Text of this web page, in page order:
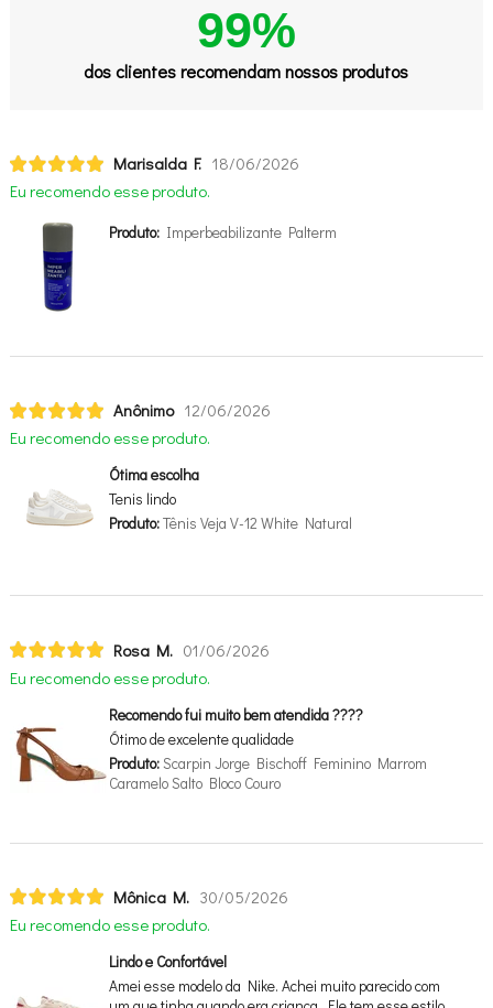
99%
dos clientes recomendam nossos produtos
Marisalda F. 18/06/2026
Eu recomendo esse produto.
Produto:Imperbeabilizante Palterm
Anônimo 12/06/2026
Eu recomendo esse produto.
Ótima escolha
Tenis lindo
Produto:Tênis Veja V-12 White Natural
Rosa M. 01/06/2026
Eu recomendo esse produto.
Recomendo fui muito bem atendida ????
Ótimo de excelente qualidade
Produto:Scarpin Jorge Bischoff Feminino Marrom
Caramelo Salto Bloco Couro
Mônica M. 30/05/2026
Eu recomendo esse produto.
Lindo e Confortável
Amei esse modelo da Nike. Achei muito parecido com